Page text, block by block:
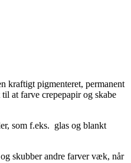
kraftigt pigmenteret, permanent
at farve crepepapir og skabe
som f.eks. glas og blankt
skubber andre farver væk, når